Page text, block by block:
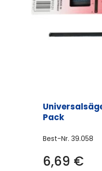
Pack
Best-Nr. 39.058
6,69 €